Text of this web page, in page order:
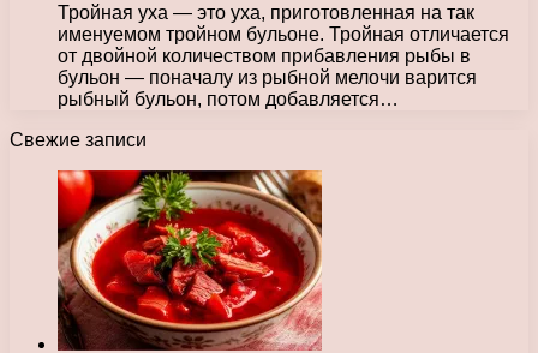
Тройная уха — это уха, приготовленная на так
именуемом тройном бульоне. Тройная отличается
от двойной количеством прибавления рыбы в
бульон — поначалу из рыбной мелочи варится
рыбный бульон, потом добавляется…
Свежие записи